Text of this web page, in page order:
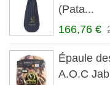
(Pata...
166,76 €
Épaule
A.O.C